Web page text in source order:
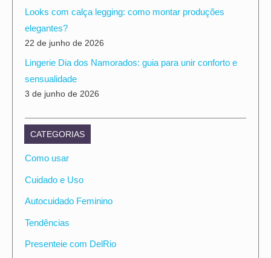
Looks com calça legging: como montar produções
elegantes?
22 de junho de 2026
Lingerie Dia dos Namorados: guia para unir conforto e
sensualidade
3 de junho de 2026
CATEGORIAS
Como usar
Cuidado e Uso
Autocuidado Feminino
Tendências
Presenteie com DelRio